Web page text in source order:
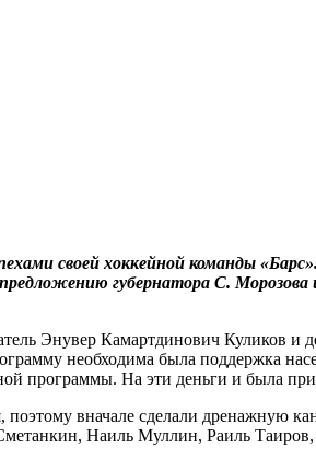
своей хоккейной команды
губернатора С.
Энувер Камартдинович Куликов и
необходима была поддержка
программы. На эти деньги и была
вначале сделали дренажную
Наиль Муллин, Раиль